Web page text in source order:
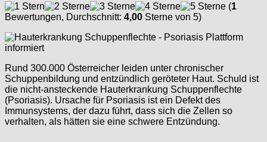
(1
Bewertungen, Durchschnitt: 4,00 Sterne von 5)
Rund 300.000 Österreicher leiden unter chronischer
Schuppenbildung und entzündlich geröteter Haut. Schuld ist
die nicht-ansteckende Hauterkrankung Schuppenflechte
(Psoriasis). Ursache für Psoriasis ist ein Defekt des
Immunsystems, der dazu führt, dass sich die Zellen so
verhalten, als hätten sie eine schwere Entzündung.